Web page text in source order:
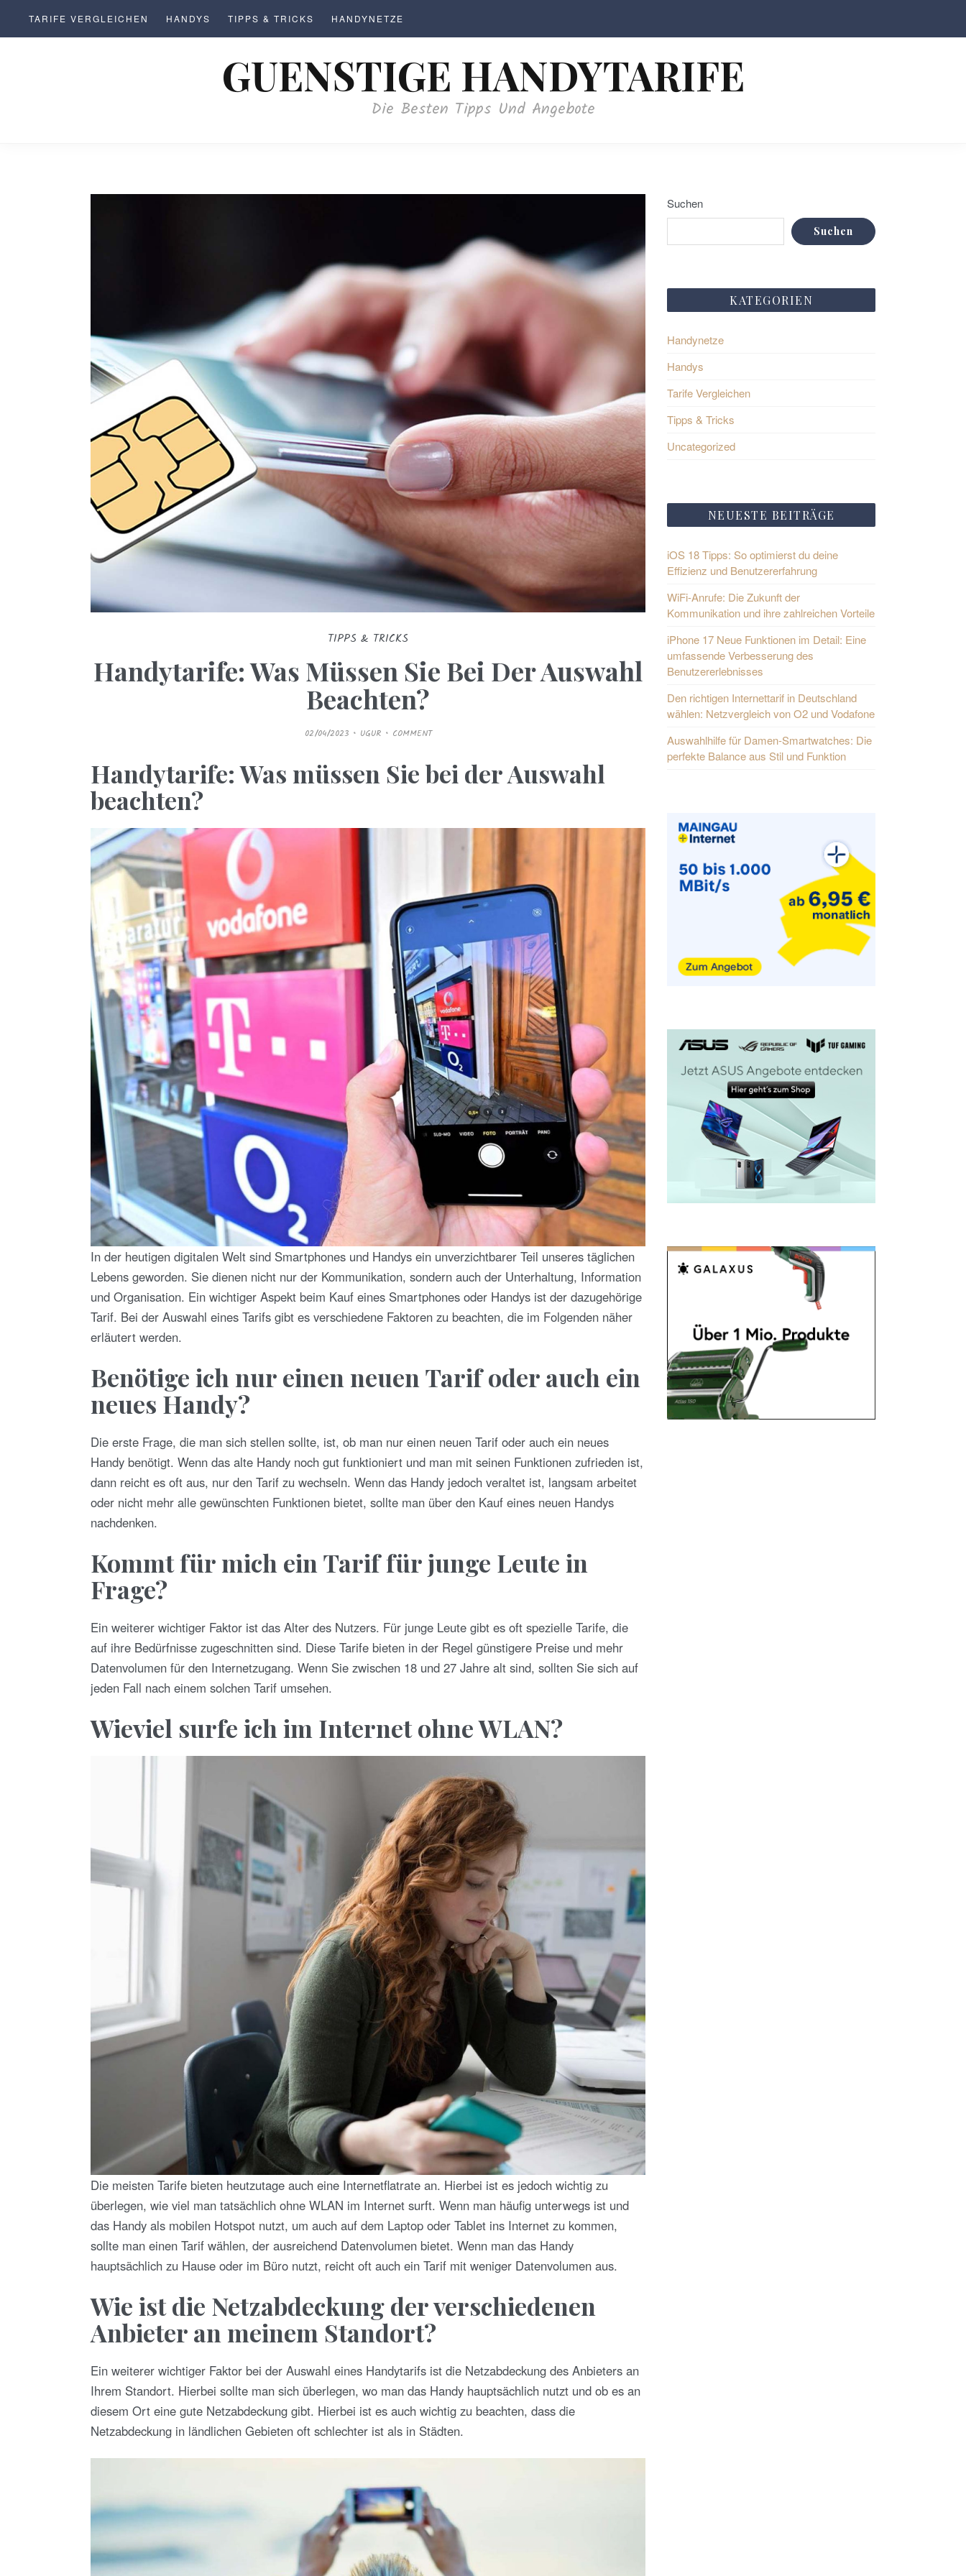
TARIFE VERGLEICHEN HANDYS TIPPS & TRICKS HANDYNETZE
GUENSTIGE HANDYTARIFE
Die Besten Tipps Und Angebote
TIPPS & TRICKS
Handytarife: Was Müssen Sie Bei Der Auswahl
Beachten?
P
O
D
O
02/04/2023 UGUR COMMENT
Handytarife: Was müssen Sie bei der Auswahl
beachten?
In der heutigen digitalen Welt sind Smartphones und Handys ein unverzichtbarer Teil unseres täglichen
Lebens geworden. Sie dienen nicht nur der Kommunikation, sondern auch der Unterhaltung, Information
und Organisation. Ein wichtiger Aspekt beim Kauf eines Smartphones oder Handys ist der dazugehörige
Tarif. Bei der Auswahl eines Tarifs gibt es verschiedene Faktoren zu beachten, die im Folgenden näher
erläutert werden.
Benötige ich nur einen neuen Tarif oder auch ein
neues Handy?
Die erste Frage, die man sich stellen sollte, ist, ob man nur einen neuen Tarif oder auch ein neues
Handy benötigt. Wenn das alte Handy noch gut funktioniert und man mit seinen Funktionen zufrieden ist,
dann reicht es oft aus, nur den Tarif zu wechseln. Wenn das Handy jedoch veraltet ist, langsam arbeitet
oder nicht mehr alle gewünschten Funktionen bietet, sollte man über den Kauf eines neuen Handys
nachdenken.
Kommt für mich ein Tarif für junge Leute in
Frage?
Ein weiterer wichtiger Faktor ist das Alter des Nutzers. Für junge Leute gibt es oft spezielle Tarife, die
auf ihre Bedürfnisse zugeschnitten sind. Diese Tarife bieten in der Regel günstigere Preise und mehr
Datenvolumen für den Internetzugang. Wenn Sie zwischen 18 und 27 Jahre alt sind, sollten Sie sich auf
jeden Fall nach einem solchen Tarif umsehen.
Wieviel surfe ich im Internet ohne WLAN?
Die meisten Tarife bieten heutzutage auch eine Internetflatrate an. Hierbei ist es jedoch wichtig zu
überlegen, wie viel man tatsächlich ohne WLAN im Internet surft. Wenn man häufig unterwegs ist und
das Handy als mobilen Hotspot nutzt, um auch auf dem Laptop oder Tablet ins Internet zu kommen,
sollte man einen Tarif wählen, der ausreichend Datenvolumen bietet. Wenn man das Handy
hauptsächlich zu Hause oder im Büro nutzt, reicht oft auch ein Tarif mit weniger Datenvolumen aus.
Wie ist die Netzabdeckung der verschiedenen
Anbieter an meinem Standort?
Ein weiterer wichtiger Faktor bei der Auswahl eines Handytarifs ist die Netzabdeckung des Anbieters an
Ihrem Standort. Hierbei sollte man sich überlegen, wo man das Handy hauptsächlich nutzt und ob es an
diesem Ort eine gute Netzabdeckung gibt. Hierbei ist es auch wichtig zu beachten, dass die
Netzabdeckung in ländlichen Gebieten oft schlechter ist als in Städten.
Suchen
Suchen
KATEGORIEN
Handynetze
Handys
Tarife Vergleichen
Tipps & Tricks
Uncategorized
NEUESTE BEITRÄGE
iOS 18 Tipps: So optimierst du deine
Effizienz und Benutzererfahrung
WiFi-Anrufe: Die Zukunft der
Kommunikation und ihre zahlreichen Vorteile
iPhone 17 Neue Funktionen im Detail: Eine
umfassende Verbesserung des
Benutzererlebnisses
Den richtigen Internettarif in Deutschland
wählen: Netzvergleich von O2 und Vodafone
Auswahlhilfe für Damen-Smartwatches: Die
perfekte Balance aus Stil und Funktion